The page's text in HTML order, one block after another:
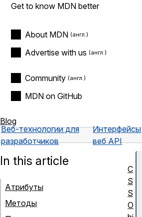
Get to know MDN better
About MDN
Advertise with us
Community
MDN on GitHub
Blog
Веб-технологии для
разработчиков
Интерфейсы
веб API
In this article
Атрибуты
Методы
C
S
S
O